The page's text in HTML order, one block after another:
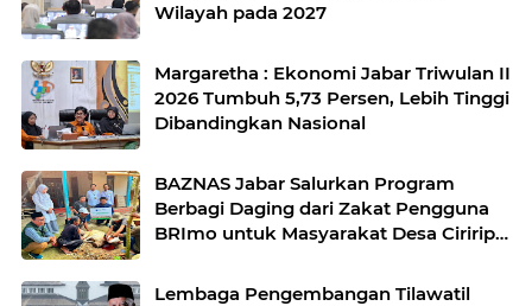
Wilayah pada 2027
Margaretha : Ekonomi Jabar Triwulan II
2026 Tumbuh 5,73 Persen, Lebih Tinggi
Dibandingkan Nasional
BAZNAS Jabar Salurkan Program
Berbagi Daging dari Zakat Pengguna
BRImo untuk Masyarakat Desa Ciririp
Lembaga Pengembangan Tilawatil